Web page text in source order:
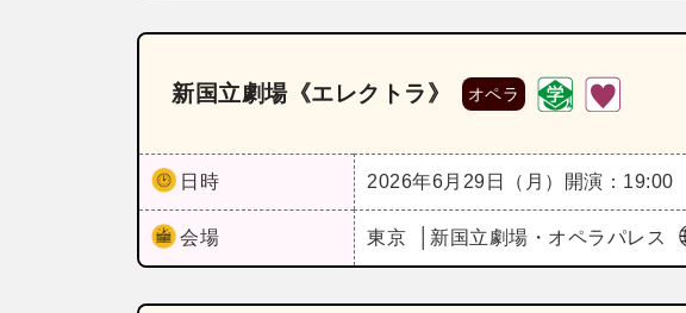
新国立劇場《エレクトラ》 オペラ
日時 2026年6月29日（月） 開演：19:00
会場 東京 新国立劇場・オペラパレス